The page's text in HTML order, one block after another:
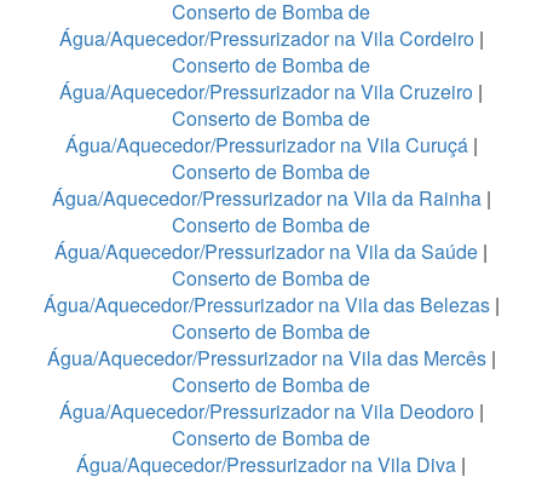
Conserto de Bomba de
Água/Aquecedor/Pressurizador na Vila Cordeiro|
Conserto de Bomba de
Água/Aquecedor/Pressurizador na Vila Cruzeiro |
Conserto de Bomba de
Água/Aquecedor/Pressurizador na Vila Curuçá |
Conserto de Bomba de
Água/Aquecedor/Pressurizador na Vila da Rainha |
Conserto de Bomba de
Água/Aquecedor/Pressurizador na Vila da Saúde |
Conserto de Bomba de
Água/Aquecedor/Pressurizador na Vila das Belezas|
Conserto de Bomba de
Água/Aquecedor/Pressurizador na Vila das Mercês|
Conserto de Bomba de
Água/Aquecedor/Pressurizador na Vila Deodoro|
Conserto de Bomba de
Água/Aquecedor/Pressurizador na Vila Diva |